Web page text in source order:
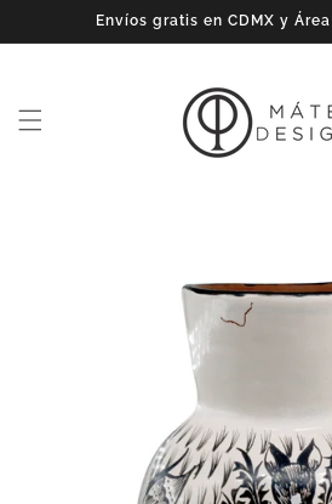
directamente
al contenido
Envíos gratis en CDMX y